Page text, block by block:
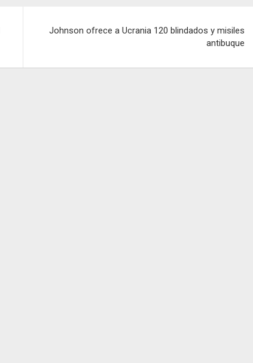
Johnson ofrece a Ucrania 120 blindados y misiles
antibuque